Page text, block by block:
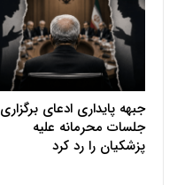
جبهه پایداری ادعای برگزاری
جلسات محرمانه علیه
پزشکیان را رد کرد